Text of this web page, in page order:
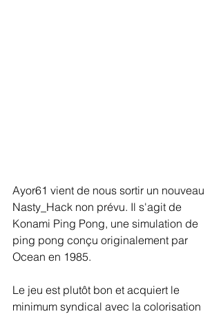
Ayor61 vient de nous sortir un nouveau
Nasty_Hack non prévu. Il s'agit de
Konami Ping Pong, une simulation de
ping pong conçu originalement par
Ocean en 1985.
Le jeu est plutôt bon et acquiert le
minimum syndical avec la colorisation